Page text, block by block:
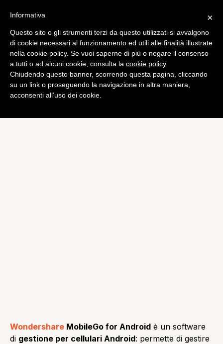
App
Wondershare MobileGo for
Android: la recensione
di Luigi Sirito
Wondershare MobileGo for Android è un software
di gestione per cellulari Android: permette di gestire
×
Informativa
Questo sito o gli strumenti terzi da questo utilizzati si avvalgono
di cookie necessari al funzionamento ed utili alle finalità illustrate
nella cookie policy. Se vuoi saperne di più o negare il consenso
a tutti o ad alcuni cookie, consulta la cookie policy.
Chiudendo questo banner, scorrendo questa pagina, cliccando
su un link o proseguendo la navigazione in altra maniera,
acconsenti all’uso dei cookie.